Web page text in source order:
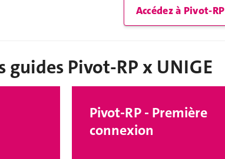
Accédez à Pivot-RP
guides Pivot-RP x UNIGE
Pivot-RP - Première
connexion